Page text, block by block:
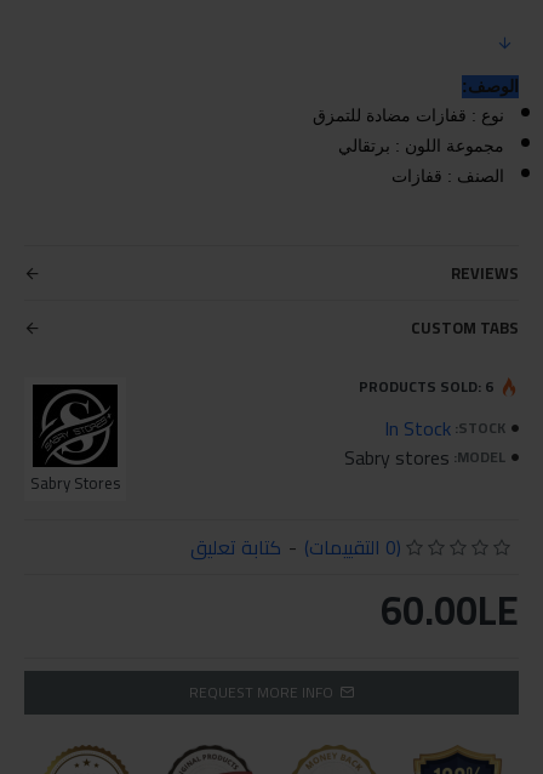
الوصف:
نوع : قفازات مضادة للتمزق
مجموعة اللون : برتقالي
الصنف : قفازات
REVIEWS
CUSTOM TABS
STOCK:
In Stock
MODEL:
Sabry stores
Sabry Stores
PRODUCTS SOLD: 6
(0 التقييمات) - كتابة تعليق
60.00LE
REQUEST MORE INFO